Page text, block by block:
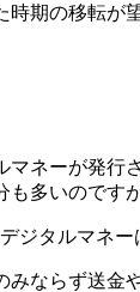
期の移転が
ネーが発
多いのです
ジタルマネ
ならず送